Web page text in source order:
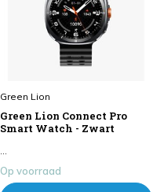
Green Lion
Green Lion Connect Pro
Smart Watch - Zwart
...
Op voorraad